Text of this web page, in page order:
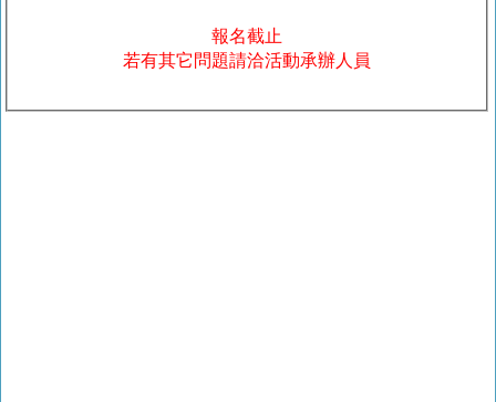
報名截止
若有其它問題請洽活動承辦人員